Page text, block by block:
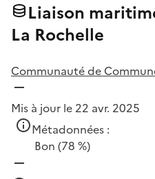
Liaison
La Rochelle
Communauté de
Mis à jour le 22 avr. 2025
Métadonnées :
Bon (78 %)